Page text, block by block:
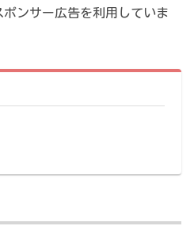
ンサー広告を利用していま